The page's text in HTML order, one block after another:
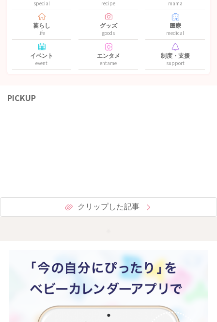
special recipe mama
暮らし
life
グッズ
goods
医療
medical
イベント
event
エンタメ
entame
制度・支援
support
PICKUP
クリップした記事